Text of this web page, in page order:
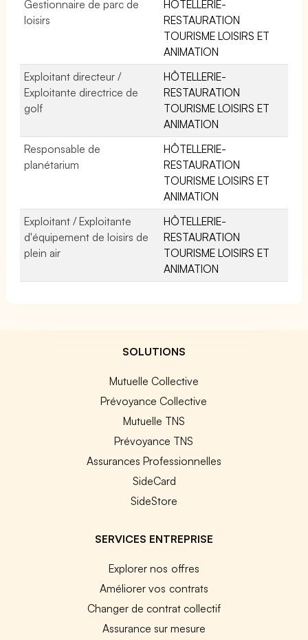
Gestionnaire de parc de
loisirs
HÔTELLERIE-
RESTAURATION
TOURISME LOISIRS ET
ANIMATION
Exploitant directeur /
Exploitante directrice de
golf
HÔTELLERIE-
RESTAURATION
TOURISME LOISIRS ET
ANIMATION
Responsable de
planétarium
HÔTELLERIE-
RESTAURATION
TOURISME LOISIRS ET
ANIMATION
Exploitant / Exploitante
d'équipement de loisirs de
plein air
HÔTELLERIE-
RESTAURATION
TOURISME LOISIRS ET
ANIMATION
SOLUTIONS
Mutuelle Collective
Prévoyance Collective
Mutuelle TNS
Prévoyance TNS
Assurances Professionnelles
SideCard
SideStore
SERVICES ENTREPRISE
Explorer nos offres
Améliorer vos contrats
Changer de contrat collectif
Assurance sur mesure